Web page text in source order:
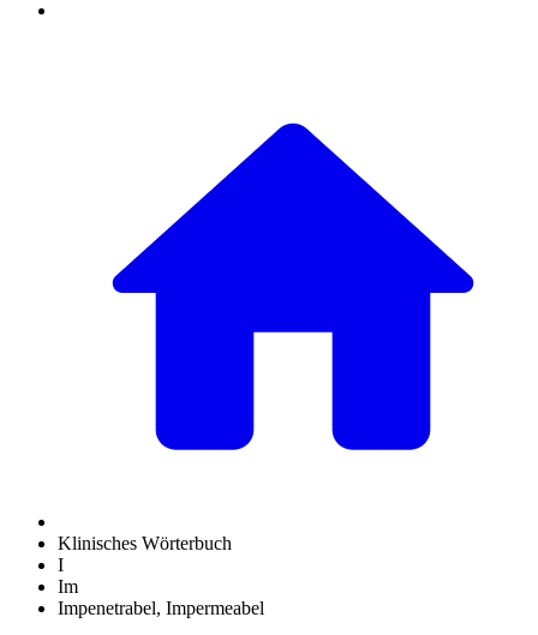
Klinisches Wörterbuch
I
Im
Impenetrabel, Impermeabel